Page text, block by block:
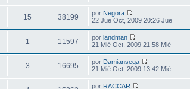
15 38199 por Negora
22 Jue Oct, 2009 20:26 Jue
1 11597 por landman
21 Mié Oct, 2009 21:58 Mié
3 16695 por Damiansega
21 Mié Oct, 2009 13:42 Mié
por RACCAR